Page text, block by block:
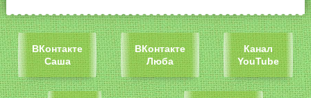
ВКонтакте
Саша
ВКонтакте
Люба
Канал
YouTube